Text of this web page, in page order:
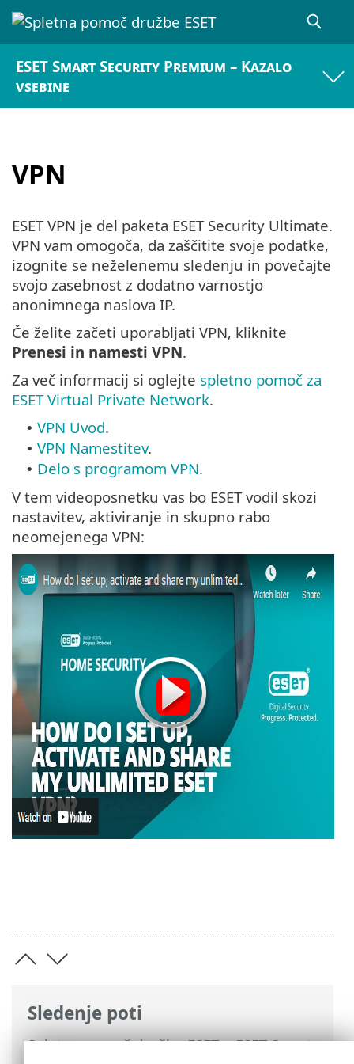
ESET Smart Security Premium – Kazalo
vsebine
VPN
Sledenje poti
Spletna pomoč družbe ESET>ESET Smart
ESET VPN je del paketa ESET Security Ultimate.
VPN vam omogoča, da zaščitite svoje podatke,
izognite se neželenemu sledenju in povečajte
svojo zasebnost z dodatno varnostjo
anonimnega naslova IP.
Če želite začeti uporabljati VPN, kliknite
Prenesi in namesti VPN.
Za več informacij si oglejte spletno pomoč za
ESET Virtual Private Network.
• VPN Uvod.
• VPN Namestitev.
• Delo s programom VPN.
V tem videoposnetku vas bo ESET vodil skozi
nastavitev, aktiviranje in skupno rabo
neomejenega VPN: